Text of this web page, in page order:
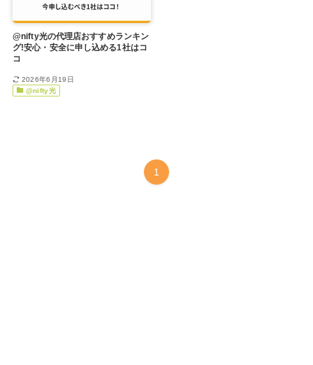
@nifty光の代理店おすすめランキン
グ!安心・安全に申し込める1社はコ
コ
2026年6月19日
@nifty光
1